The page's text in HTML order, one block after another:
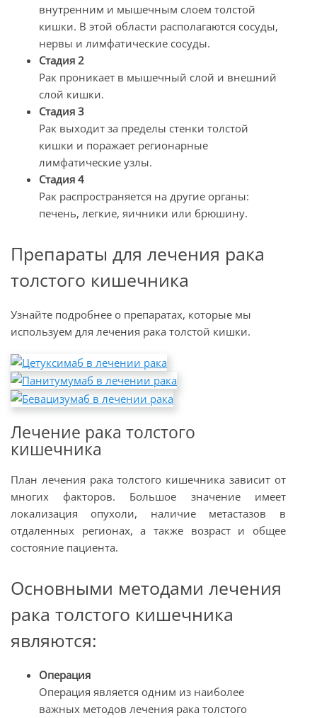
внутренним и мышечным слоем толстой
кишки. В этой области располагаются сосуды,
нервы и лимфатические сосуды.
Стадия 2
Рак проникает в мышечный слой и внешний
слой кишки.
Стадия 3
Рак выходит за пределы стенки толстой
кишки и поражает регионарные
лимфатические узлы.
Стадия 4
Рак распространяется на другие органы:
печень, легкие, яичники или брюшину.
Препараты для лечения рака
толстого кишечника
Узнайте подробнее о препаратах, которые мы
используем для лечения рака толстой кишки.
Лечение рака толстого
кишечника
План лечения рака толстого кишечника зависит от
многих факторов. Большое значение имеет
локализация опухоли, наличие метастазов в
отдаленных регионах, а также возраст и общее
состояние пациента.
Основными методами лечения
рака толстого кишечника
являются:
Операция
Операция является одним из наиболее
важных методов лечения рака толстого